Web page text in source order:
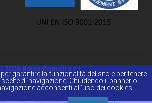
© 2026 Reiss Romoli s.r.l.
della Conoscenza.
garantire la funzionalità del sito e per tenere
di navigazione. Chiudendo il banner o
acconsenti all'uso dei cookies..